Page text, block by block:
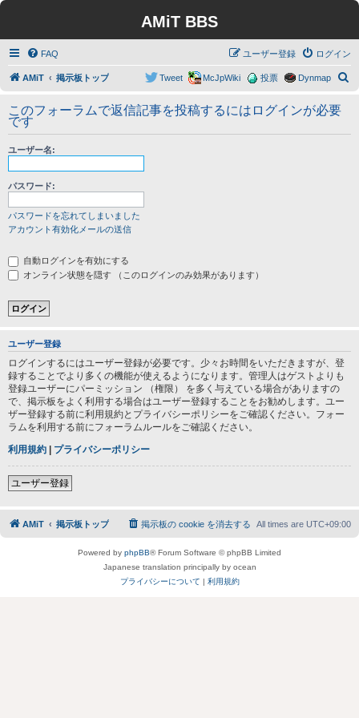
AMiT BBS
FAQ ログイン
ユーザー登録
AMiT 掲示板トップ Dynmap
投票
McJpWiki
Tweet
このフォーラムで返信記事を投稿するにはログインが必要
です
ユーザー名:
パスワード:
パスワードを忘れてしまいました
アカウント有効化メールの送信
自動ログインを有効にする
オンライン状態を隠す （このログインのみ効果があります）
ユーザー登録
ログインするにはユーザー登録が必要です。少々お時間をいただきますが、登
録することでより多くの機能が使えるようになります。管理人はゲストよりも
登録ユーザーにパーミッション （権限） を多く与えている場合がありますの
で、掲示板をよく利用する場合はユーザー登録することをお勧めします。ユー
ザー登録する前に利用規約とプライバシーポリシーをご確認ください。フォー
ラムを利用する前にフォーラムルールをご確認ください。
利用規約 | プライバシーポリシー
ユーザー登録
AMiT 掲示板トップ All times are UTC+09:00
掲示板の cookie を消去する
Powered by phpBB® Forum Software © phpBB Limited
Japanese translation principally by ocean
プライバシーについて | 利用規約